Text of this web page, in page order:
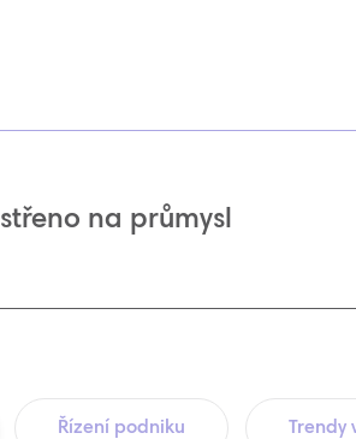
na průmysl
Řízení podniku Trendy